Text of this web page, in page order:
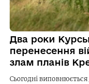
Два роки
перенесення
злам планів
Сьогодні виповнюється